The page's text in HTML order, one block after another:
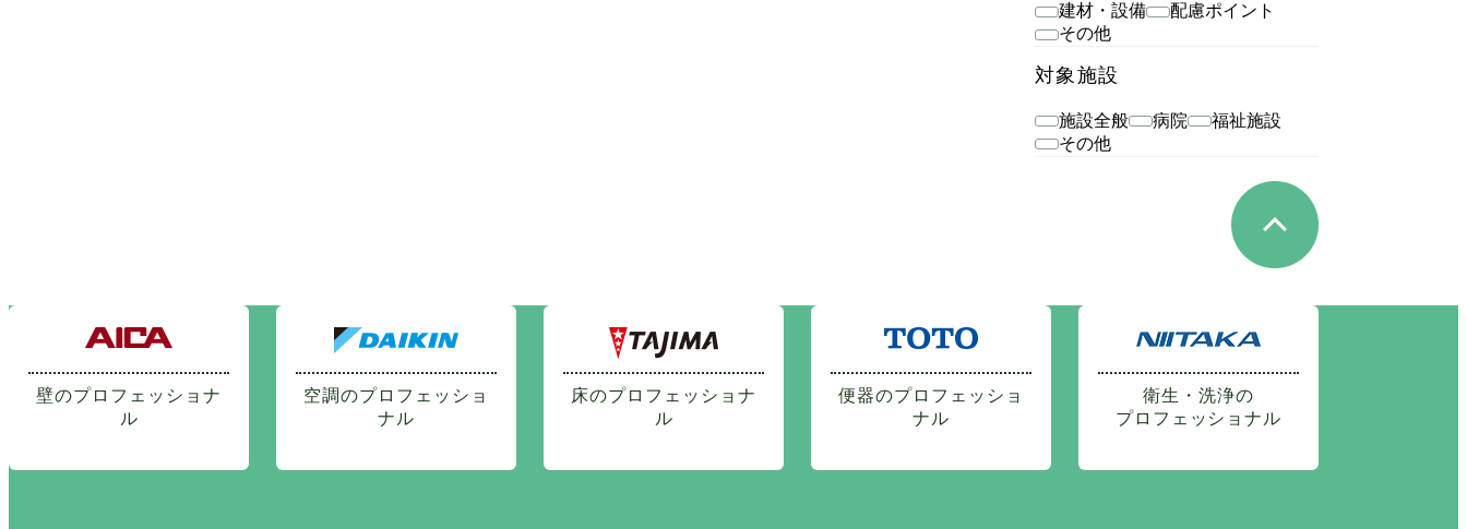
建材・設備
配慮ポイント
その他
対象施設
施設全般 病院
福祉施設
その他
壁のプロフェッショナ
ル
空調のプロフェッショ
ナル
床のプロフェッショナ
ル
便器のプロフェッショ
ナル
衛生・洗浄の
プロフェッショナル